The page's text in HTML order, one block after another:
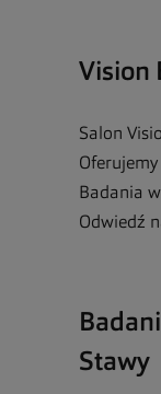
Vision
Salon
Badania
Odwiedź
Stawy